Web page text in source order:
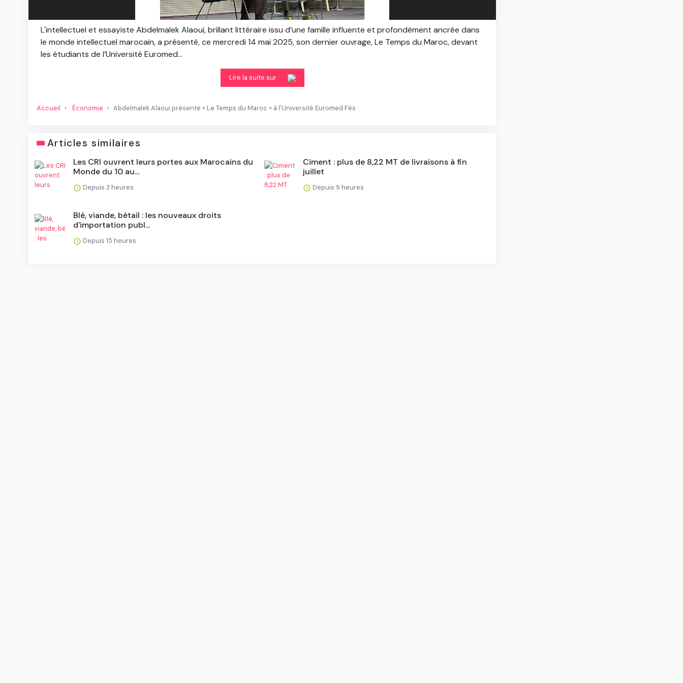
L'intellectuel et essayiste Abdelmalek Alaoui, brillant littéraire issu d’une famille influente et profondément ancrée dans
le monde intellectuel marocain, a présenté, ce mercredi 14 mai 2025, son dernier ouvrage, Le Temps du Maroc, devant
les étudiants de l’Université Euromed...
Lire la suite sur
Accueil Économie Abdelmalek Alaoui présente « Le Temps du Maroc » à l'Université Euromed Fès
Articles similaires
Les CRI ouvrent leurs portes aux Marocains du
Monde du 10 au...
Depuis 3 heures
Ciment : plus de 8,22 MT de livraisons à fin
juillet
Depuis 9 heures
Blé, viande, bétail : les nouveaux droits
d'importation publ...
Depuis 15 heures